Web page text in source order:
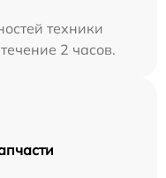
техники
2 часов.